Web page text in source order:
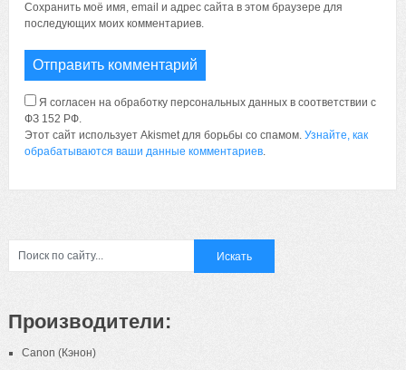
Сохранить моё имя, email и адрес сайта в этом браузере для
последующих моих комментариев.
Я согласен на обработку персональных данных в соответствии с
ФЗ 152 РФ.
Этот сайт использует Akismet для борьбы со спамом.Узнайте, как
обрабатываются ваши данные комментариев.
Производители:
Canon (Кэнон)